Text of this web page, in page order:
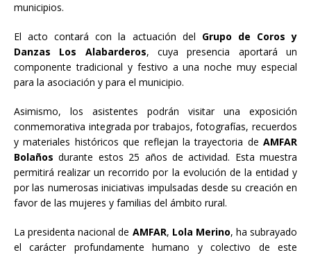
municipios.
El acto contará con la actuación del Grupo de Coros y
Danzas Los Alabarderos, cuya presencia aportará un
componente tradicional y festivo a una noche muy especial
para la asociación y para el municipio.
Asimismo, los asistentes podrán visitar una exposición
conmemorativa integrada por trabajos, fotografías, recuerdos
y materiales históricos que reflejan la trayectoria de AMFAR
Bolaños durante estos 25 años de actividad. Esta muestra
permitirá realizar un recorrido por la evolución de la entidad y
por las numerosas iniciativas impulsadas desde su creación en
favor de las mujeres y familias del ámbito rural.
La presidenta nacional de AMFAR, Lola Merino, ha subrayado
el carácter profundamente humano y colectivo de este